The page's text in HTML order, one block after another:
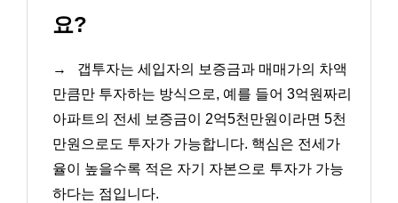
요?
→
갭투자는 세입자의 보증금과 매매가의 차액
만큼만 투자하는 방식으로, 예를 들어 3억원짜리
아파트의 전세 보증금이 2억5천만원이라면 5천
만원으로도 투자가 가능합니다. 핵심은 전세가
율이 높을수록 적은 자기 자본으로 투자가 가능
하다는 점입니다.